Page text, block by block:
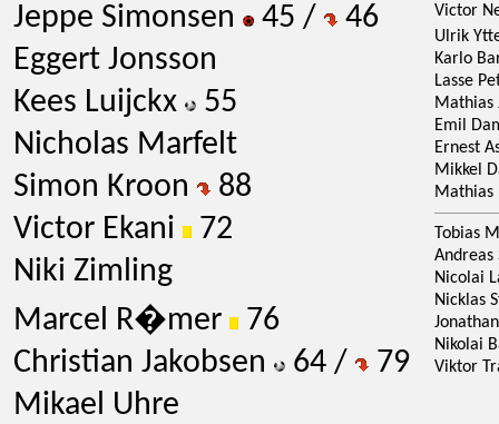
Jeppe Simonsen
45 /
46
Eggert Jonsson
Kees Luijckx
55
Nicholas Marfelt
Simon Kroon
88
Victor Ekani
72
Niki Zimling
Marcel R�mer
76
Christian Jakobsen
64 /
79
Mikael Uhre
Victor
Ulrik
Karlo
Lasse
Mathias
Emil
Ernest
Mikkel
Mathias
Tobias
Andreas
Nicolai
Nicklas
Nikolai
Viktor